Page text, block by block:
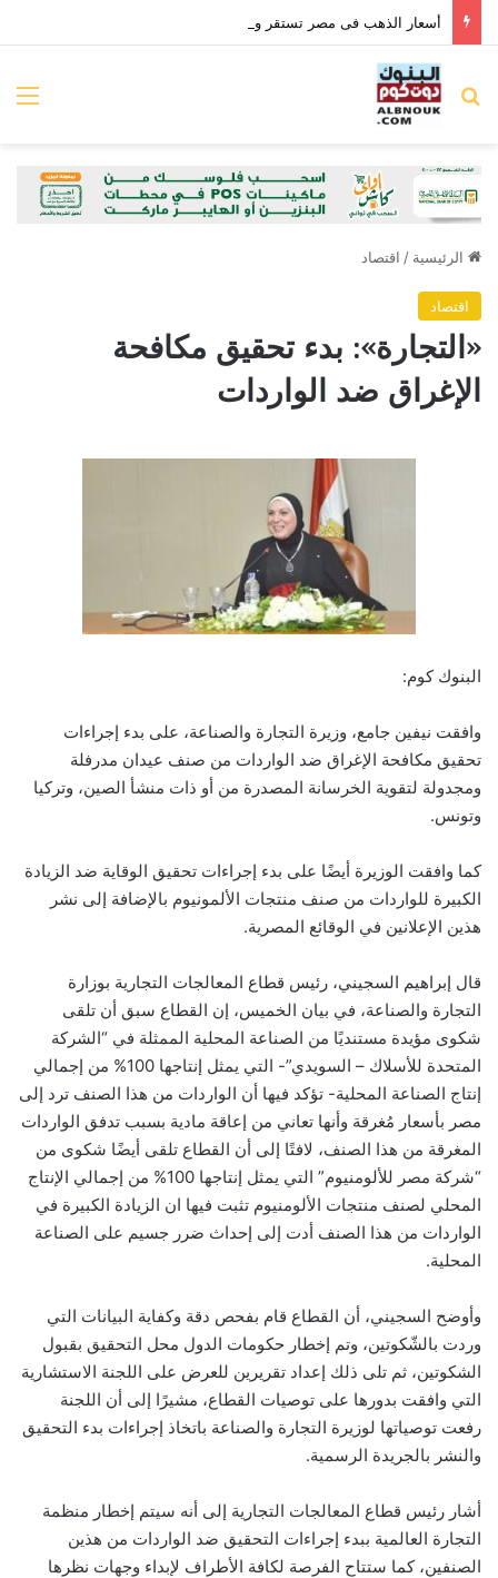
أسعار الذهب فى مصر تستقر وعيار 21 بـ6095 جنيها للجرام
بحث عن
الرئيسية / اقتصاد
اقتصاد
«التجارة»: بدء تحقيق مكافحة
الإغراق ضد الواردات
البنوك كوم:
وافقت نيفين جامع، وزيرة التجارة والصناعة، على بدء إجراءات
تحقيق مكافحة الإغراق ضد الواردات من صنف عيدان مدرفلة
ومجدولة لتقوية الخرسانة المصدرة من أو ذات منشأ الصين، وتركيا
وتونس.
كما وافقت الوزيرة أيضًا على بدء إجراءات تحقيق الوقاية ضد الزيادة
الكبيرة للواردات من صنف منتجات الألمونيوم بالإضافة إلى نشر
هذين الإعلانين في الوقائع المصرية.
قال إبراهيم السجيني، رئيس قطاع المعالجات التجارية بوزارة
التجارة والصناعة، في بيان الخميس، إن القطاع سبق أن تلقى
شكوى مؤيدة مستنديًا من الصناعة المحلية الممثلة في “الشركة
المتحدة للأسلاك – السويدي”- التي يمثل إنتاجها 100% من إجمالي
إنتاج الصناعة المحلية- تؤكد فيها أن الواردات من هذا الصنف ترد إلى
مصر بأسعار مُغرقة وأنها تعاني من إعاقة مادية بسبب تدفق الواردات
المغرقة من هذا الصنف، لافتًا إلى أن القطاع تلقى أيضًا شكوى من
“شركة مصر للألومنيوم” التي يمثل إنتاجها 100% من إجمالي الإنتاج
المحلي لصنف منتجات الألومنيوم تثبت فيها ان الزيادة الكبيرة في
الواردات من هذا الصنف أدت إلى إحداث ضرر جسيم على الصناعة
المحلية.
وأوضح السجيني، أن القطاع قام بفحص دقة وكفاية البيانات التي
وردت بالشّكوتين، وتم إخطار حكومات الدول محل التحقيق بقبول
الشكوتين، ثم تلى ذلك إعداد تقريرين للعرض على اللجنة الاستشارية
التي وافقت بدورها على توصيات القطاع، مشيرًا إلى أن اللجنة
رفعت توصياتها لوزيرة التجارة والصناعة باتخاذ إجراءات بدء التحقيق
والنشر بالجريدة الرسمية.
أشار رئيس قطاع المعالجات التجارية إلى أنه سيتم إخطار منظمة
التجارة العالمية ببدء إجراءات التحقيق ضد الواردات من هذين
الصنفين، كما ستتاح الفرصة لكافة الأطراف لإبداء وجهات نظرها